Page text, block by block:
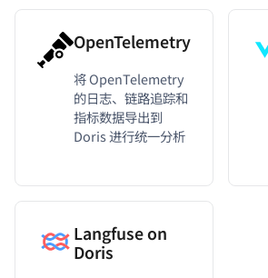
OpenTelemetry
将 OpenTelemetry
的日志、链路追踪和
指标数据导出到
Doris 进行统一分析
Langfuse on
Doris